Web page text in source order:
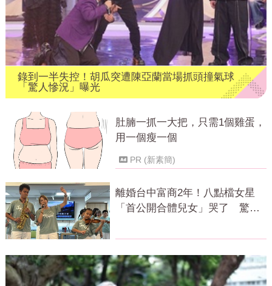
錄到一半失控！胡瓜突遭陳亞蘭當場抓頭撞氣球
「驚人慘況」曝光
肚腩一抓一大把，只需1個雞蛋，
用一個瘦一個
PR (新素簡)
離婚台中富商2年！八點檔女星
「首公開合體兒女」哭了 驚人